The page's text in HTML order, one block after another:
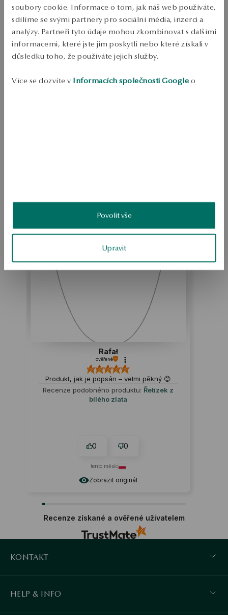
soubory cookie. Informace o tom, jak náš web používáte,
sdílíme se svými partnery pro sociální média, inzerci a
analýzy. Partneři tyto údaje mohou zkombinovat s dalšími
informacemi, které jste jim poskytli nebo které získali v
důsledku toho, že používáte jejich služby.
Více se dozvíte v Informacích společnosti Google o
Povolit vše
Upravit
Ryzost: 585
Ozdoba: 3,8 ct citrín
Průměrná hmotnost: 3,27 g
Produkt nemá žádné recenze
Možná by Vás mohly zajímat i jiné produkty
Zobrazit originál
ukázka
Produkt, jak je popsán – velmi pěkný 😊
Recenze podobného produktu:Řetízek z
bílého zlata
tento měsíc
Recenze získané a ověřené uživatelem
KONTAKT
HELP & INFO